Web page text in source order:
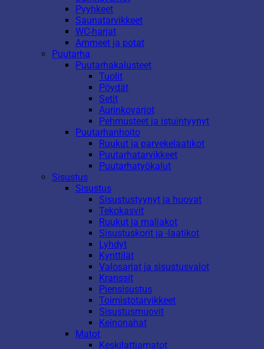
Pyyhkeet
Saunatarvikkeet
WC-harjat
Ammeet ja potat
Puutarha
Puutarhakalusteet
Tuolit
Pöydät
Setit
Aurinkovarjot
Pehmusteet ja istuintyynyt
Puutarhanhoito
Ruukut ja parvekelaatikot
Puutarhatarvikkeet
Puutarhatyökalut
Sisustus
Sisustus
Sisustustyynyt ja huovat
Tekokasvit
Ruukut ja maljakot
Sisustuskorit ja -laatikot
Lyhdyt
Kynttilät
Valosarjat ja sisustusvalot
Kranssit
Piensisustus
Toimistotarvikkeet
Sisustusmuovit
Keinonahat
Matot
Keskilattiamatot